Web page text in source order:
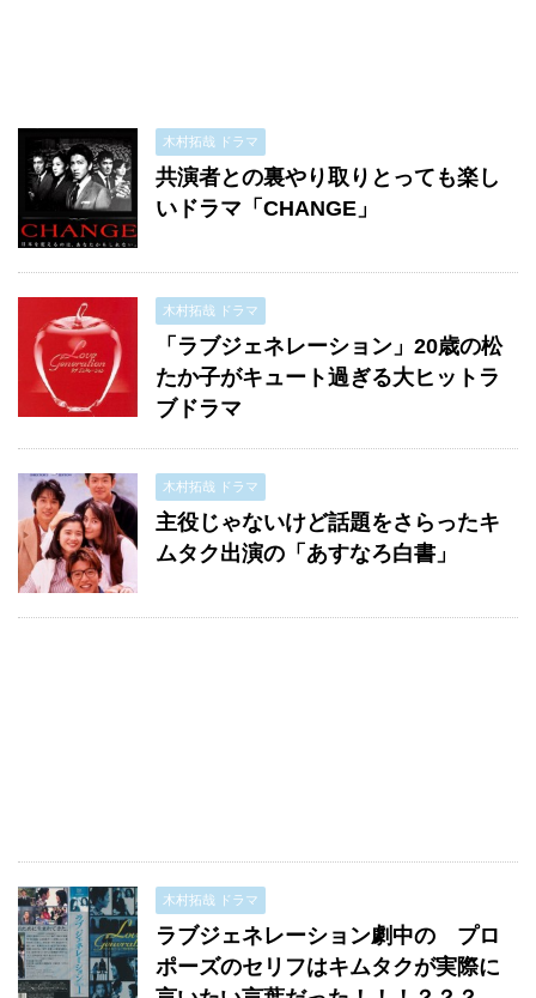
木村拓哉 ドラマ
共演者との裏やり取りとっても楽し
いドラマ「CHANGE」
木村拓哉 ドラマ
「ラブジェネレーション」20歳の松
たか子がキュート過ぎる大ヒットラ
ブドラマ
木村拓哉 ドラマ
主役じゃないけど話題をさらったキ
ムタク出演の「あすなろ白書」
木村拓哉 ドラマ
ラブジェネレーション劇中の プロ
ポーズのセリフはキムタクが実際に